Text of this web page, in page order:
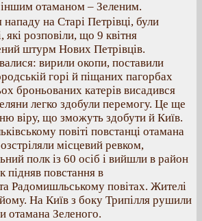
отаманом – Зеленим.
нападу на Старі Петрівці, були
які розповіли, що 9 квітня
штурм Нових Петрівців.
вирили окопи, поставили
горі й піщаних пагорбах
броньованих катерів висадився
легко здобули перемогу. Це ще
віру, що зможуть здобути й Київ.
повіті повстанці отамана
місцевий ревком,
полк із 60 осіб і вийшли в район
підняв повстання в
Радомишльському повітах. Жителі
На Київ з боку Трипілля рушили
отамана Зеленого.